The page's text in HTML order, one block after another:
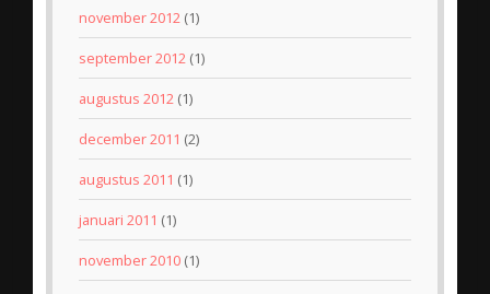
november 2012 (1)
september 2012 (1)
augustus 2012 (1)
december 2011 (2)
augustus 2011 (1)
januari 2011 (1)
november 2010 (1)